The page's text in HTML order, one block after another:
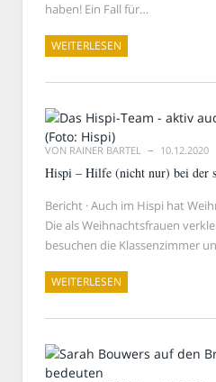
haben! Ein Fall für…
WEITERLESEN
VON RAINER BARTEL 10.12.2020
Hispi – Hilfe (nicht nur) bei der
Bericht · Auch im Hispi hat
Die als Weihnachtsfrauen
besuchen die Klassenzimmer
WEITERLESEN